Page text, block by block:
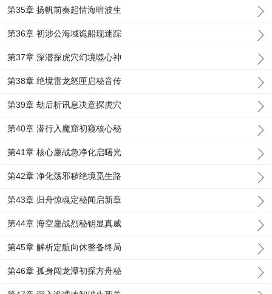
第35章 扬帆前奏起情海暗波生
第36章 初涉公海域诡船现迷踪
第37章 深潜探虎穴幻境噬心神
第38章 绝境雷龙怒匣启秘音传
第39章 劫后析讯息决意探虎穴
第40章 潜行入魔窟初窥核心秘
第41章 核心鏖战急净化启曙光
第42章 净化荡邪秽绝境觅生路
第43章 归舟惊魂定秘闻启新章
第44章 海空鏖战烈秘钥显真威
第45章 解析定航向休整备终局
第46章 孤身闯龙潭初探方舟秘